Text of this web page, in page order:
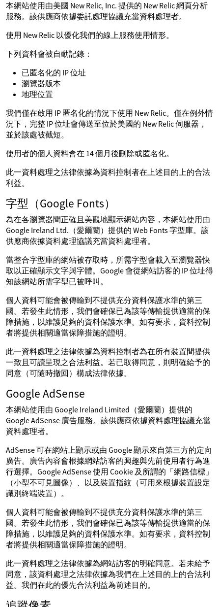
本網站使用由美國 New Relic, Inc. 提供的 New Relic 網頁分析
服務。該供應商依據委託處理協議充當資料處理者。
使用 New Relic 以優化我們的線上服務使用情形。
下列資料會被自動記錄：
已匿名化的 IP 位址
瀏覽器版本
地理位置
我們僅在啟用 IP 匿名化的情況下使用 New Relic。僅在例外情
況下，完整 IP 位址會傳送至位於美國的 New Relic 伺服器，
並於該處被截短。
使用者的個人資料會在 14 個月後刪除或匿名化。
此一資料處理之法律依據為資料控制者在上述目的上的合法
利益。
字型（Google Fonts）
為在各瀏覽器間正確且美觀地顯示網站內容，本網站使用由
Google Ireland Ltd.（愛爾蘭）提供的 Web Fonts 字型庫。該
供應商依據資料處理協議充當資料處理者。
當整合字型庫的網站被存取時，所需字型會載入至瀏覽器快
取以正確顯示文字與字體。Google 會從網站訪客的 IP 位址得
知該網站所需字型已被呼叫。
個人資料可能會被傳輸到不提供充分資料保護水準的第三
國。若發生此情形，我們會確保已為該等傳輸提供適當的保
障措施，以維護足夠的資料保護水準。如有要求，資料控制
者將提供相關適當保障措施的證明。
此一資料處理之法律依據為資料控制者為在所有裝置間提供
一致且可讀呈現之合法利益。若已取得同意，則明確給予的
同意（可隨時撤回）構成法律依據。
Google AdSense
本網站使用由 Google Ireland Limited（愛爾蘭）提供的
Google AdSense 廣告服務。該供應商依據資料處理協議充當
資料處理者。
AdSense 可在網站上顯示或由 Google 顯示來自第三方的定向
廣告。廣告內容會根據網站訪客的興趣與先前使用者行為進
行選擇。Google AdSense 使用 Cookie 及所謂的「網路信標」
（小型不可見圖像）、以及裝置指紋（可用來根據裝置設定
識別終端裝置）。
個人資料可能會被傳輸到不提供充分資料保護水準的第三
國。若發生此情形，我們會確保已為該等傳輸提供適當的保
障措施，以維護足夠的資料保護水準。如有要求，資料控制
者將提供相關適當保障措施的證明。
此一資料處理之法律依據為網站訪客的明確同意。若未給予
同意，該資料處理之法律依據為我們在上述目的上的合法利
益。我們在此的優先合法利益為前述目的。